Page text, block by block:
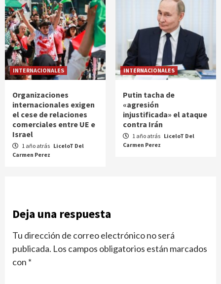
INTERNACIONALES
Organizaciones
internacionales exigen
el cese de relaciones
comerciales entre UE e
Israel
1 año atrás LiceloT Del
Carmen Perez
INTERNACIONALES
Putin tacha de
«agresión
injustificada» el ataque
contra Irán
1 año atrás LiceloT Del
Carmen Perez
Deja una respuesta
Tu dirección de correo electrónico no será
publicada. Los campos obligatorios están marcados
con *